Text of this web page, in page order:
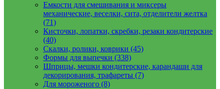
Емкости для смешивания и миксеры
механические, веселки, сита, отделители желтка
(71)
Кисточки, лопатки, скребки, резаки кондитерские
(40)
Скалки, ролики, коврики (45)
Формы для выпечки (338)
Шприцы, мешки кондитерские, карандаши для
декорирования, трафареты (7)
Для мороженого (8)